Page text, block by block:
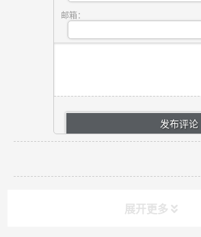
邮箱：
展开更多